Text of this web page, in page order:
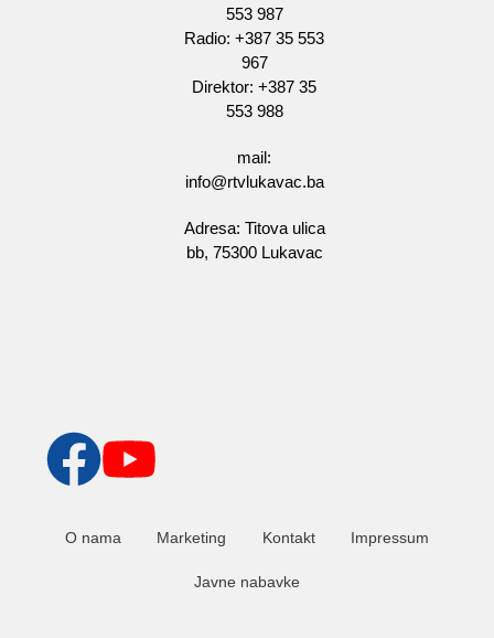
553 987
Radio: +387 35 553
967
Direktor: +387 35
553 988
mail:
info@rtvlukavac.ba
Adresa: Titova ulica
bb, 75300 Lukavac
O nama Marketing Kontakt Impressum
Javne nabavke